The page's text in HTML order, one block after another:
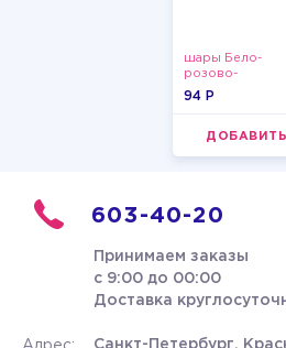
шары Бело-
розово-
фиолетово-
94 P
ДОБАВИТЬ
603-40-20
Принимаем заказы
с 9:00 до 00:00
Доставка
Санкт-Петербург,